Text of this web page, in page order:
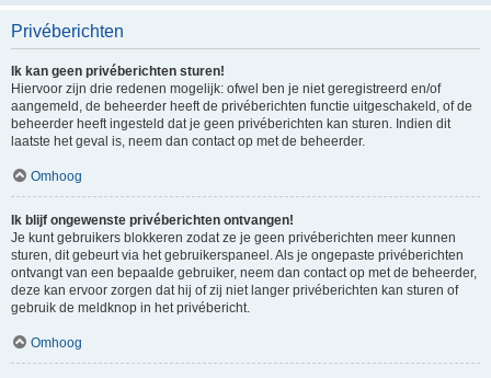
Privéberichten
Ik kan geen privéberichten sturen!
Hiervoor zijn drie redenen mogelijk: ofwel ben je niet geregistreerd en/of
aangemeld, de beheerder heeft de privéberichten functie uitgeschakeld, of de
beheerder heeft ingesteld dat je geen privéberichten kan sturen. Indien dit
laatste het geval is, neem dan contact op met de beheerder.
Omhoog
Ik blijf ongewenste privéberichten ontvangen!
Je kunt gebruikers blokkeren zodat ze je geen privéberichten meer kunnen
sturen, dit gebeurt via het gebruikerspaneel. Als je ongepaste privéberichten
ontvangt van een bepaalde gebruiker, neem dan contact op met de beheerder,
deze kan ervoor zorgen dat hij of zij niet langer privéberichten kan sturen of
gebruik de meldknop in het privébericht.
Omhoog